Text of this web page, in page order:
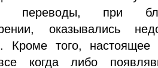
переводы, при
оказывались
Кроме того, настоящее
когда либо